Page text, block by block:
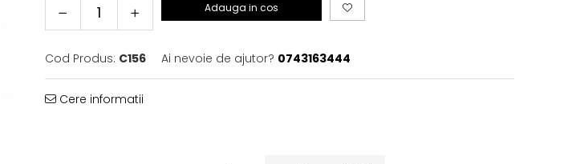
Adauga in cos
Cod Produs: C156 Ai nevoie de ajutor? 0743163444
Cere informatii